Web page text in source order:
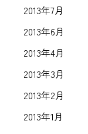
2013年7月
2013年6月
2013年4月
2013年3月
2013年2月
2013年1月